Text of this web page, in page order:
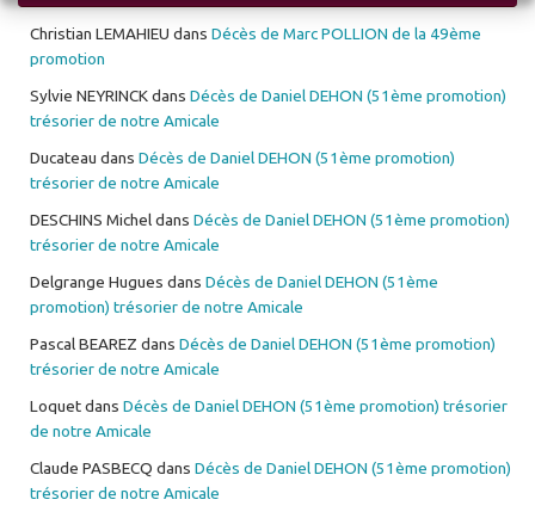
Christian LEMAHIEU dans Décès de Marc POLLION de la 49ème
promotion
Sylvie NEYRINCKdans Décès de Daniel DEHON (51ème promotion)
trésorier de notre Amicale
Ducateau dans Décès de Daniel DEHON (51ème promotion)
trésorier de notre Amicale
DESCHINS Micheldans Décès de Daniel DEHON (51ème promotion)
trésorier de notre Amicale
Delgrange Hugues dans Décès de Daniel DEHON (51ème
promotion) trésorier de notre Amicale
Pascal BEAREZ dans Décès de Daniel DEHON (51ème promotion)
trésorier de notre Amicale
Loquetdans Décès de Daniel DEHON (51ème promotion) trésorier
de notre Amicale
Claude PASBECQ dans Décès de Daniel DEHON (51ème promotion)
trésorier de notre Amicale